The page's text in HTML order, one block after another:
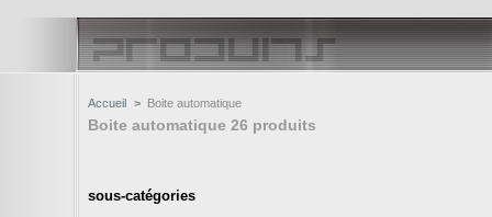
Accueil > Boite automatique
Boite automatique 26 produits
sous-catégories